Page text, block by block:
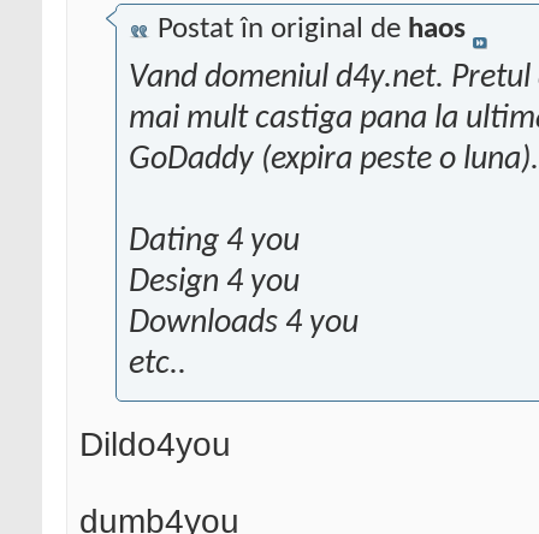
Postat în original de haos
Vand domeniul d4y.net.
mai mult castiga pana la
GoDaddy (expira peste o luna).
Dating 4 you
Design 4 you
Downloads 4 you
etc..
Dildo4you
dumb4you